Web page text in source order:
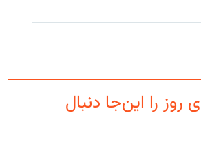
روز را این‌جا دنبال